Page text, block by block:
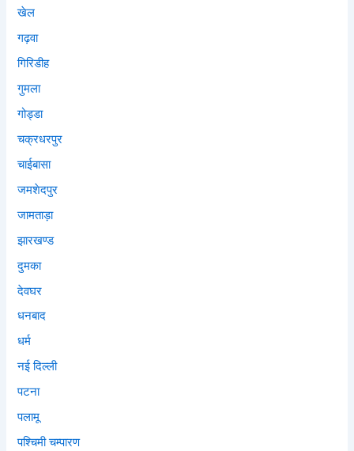
खेल
गढ़वा
गिरिडीह
गुमला
गोड्डा
चक्रधरपुर
चाईबासा
जमशेदपुर
जामताड़ा
झारखण्ड
दुमका
देवघर
धनबाद
धर्म
नई दिल्ली
पटना
पलामू
पश्चिमी चम्पारण